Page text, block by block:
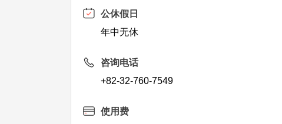
公休假日
年中无休
咨询电话
+82-32-760-7549
使用费